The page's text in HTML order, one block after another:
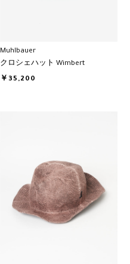
Muhlbauer
クロシェハット Wimbert
￥35,200